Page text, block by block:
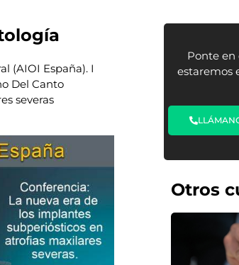
(AIOI España). I
Del Canto
severas
Ponte en
estaremos
Otros